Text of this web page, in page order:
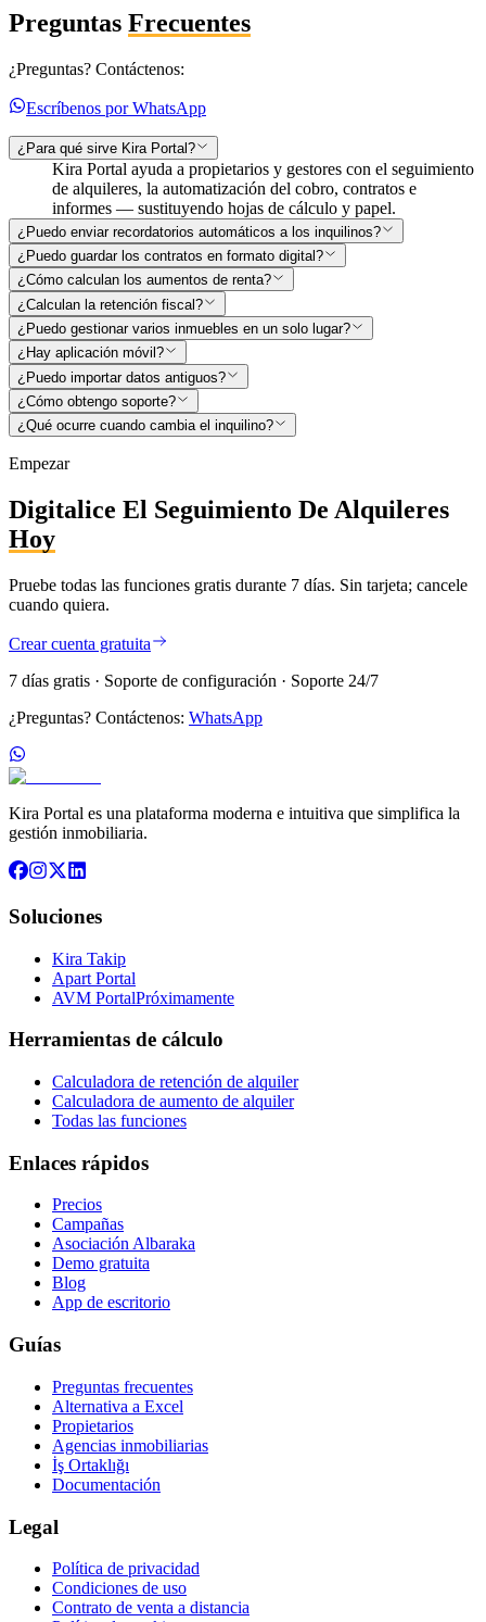
Preguntas Frecuentes
¿Preguntas? Contáctenos:
Escríbenos por WhatsApp
¿Para qué sirve Kira Portal?
Kira Portal ayuda a propietarios y gestores con el seguimiento
de alquileres, la automatización del cobro, contratos e
informes — sustituyendo hojas de cálculo y papel.
¿Puedo enviar recordatorios automáticos a los inquilinos?
¿Puedo guardar los contratos en formato digital?
¿Cómo calculan los aumentos de renta?
¿Calculan la retención fiscal?
¿Puedo gestionar varios inmuebles en un solo lugar?
¿Hay aplicación móvil?
¿Puedo importar datos antiguos?
¿Cómo obtengo soporte?
¿Qué ocurre cuando cambia el inquilino?
Empezar
Digitalice El Seguimiento De Alquileres
Hoy
Pruebe todas las funciones gratis durante 7 días. Sin tarjeta; cancele
cuando quiera.
Crear cuenta gratuita
7 días gratis · Soporte de configuración · Soporte 24/7
¿Preguntas? Contáctenos: WhatsApp
Kira Portal es una plataforma moderna e intuitiva que simplifica la
gestión inmobiliaria.
Soluciones
Kira Takip
Apart Portal
AVM PortalPróximamente
Herramientas de cálculo
Calculadora de retención de alquiler
Calculadora de aumento de alquiler
Todas las funciones
Enlaces rápidos
Precios
Campañas
Asociación Albaraka
Demo gratuita
Blog
App de escritorio
Guías
Preguntas frecuentes
Alternativa a Excel
Propietarios
Agencias inmobiliarias
İş Ortaklığı
Documentación
Legal
Política de privacidad
Condiciones de uso
Contrato de venta a distancia